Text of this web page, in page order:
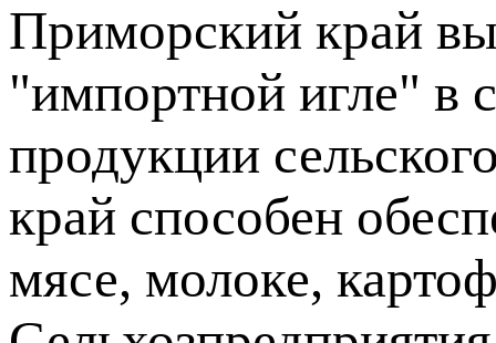
Приморский край
"импортной игле" в
продукции
край способен
мясе, молоке,